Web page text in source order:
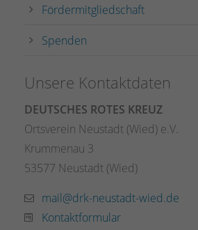
Fördermitgliedschaft
Spenden
Unsere Kontaktdaten
DEUTSCHES ROTES KREUZ
Ortsverein Neustadt (Wied) e.V.
Krummenau 3
53577 Neustadt (Wied)
mail@drk-neustadt-wied.de
Kontaktformular